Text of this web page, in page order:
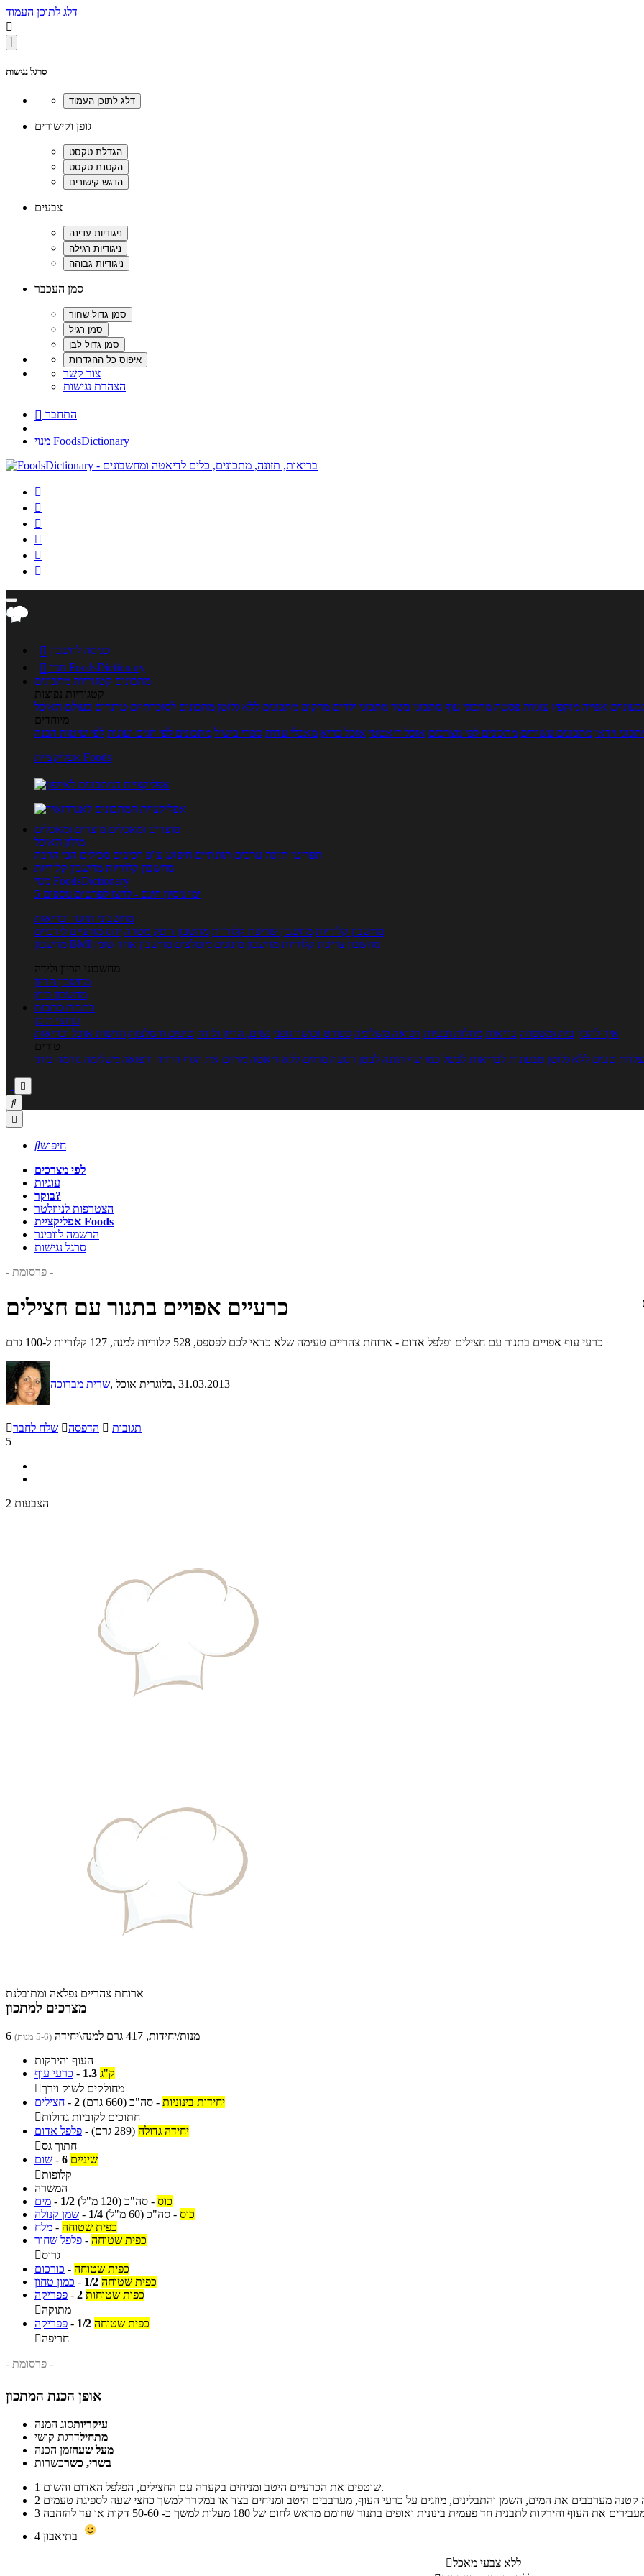
דלג לתוכן העמוד

סרגל נגישות
גופן וקישורים
צבעים
סמן העכבר
צור קשר
הצהרת נגישות
 התחבר
מנוי FoodsDictionary






 כניסה לחשבון

מנוי FoodsDictionary
מתכונים קטגוריות מתכונים
קטגוריות נפוצות
אפייה מוקפץ עוגיות פסטה מתכוני עוף מתכוני בשר מתכוני ילדים מרקים מתכונים ללא גלוטן מתכונים לסוכרתיים טרנדים בעולם האוכל
מיוחדים
וידאו מתכונים עשירים מתכונים לפי מצרכים אוכל דיאטטי אוכל בריא מאכלי עדות ספרי בישול מתכונים לפי חגים ועונות לפי שיטות הכנה
אפליקציית Foods
מוצרים ומאכלים מוצרים ומאכלים
מילון האוכל
תפריטי תזונה ערכים תזונתיים חיפוש ע"פ רכיבים מכילים הכי הרבה
מחשבון קלוריות מחשבון קלוריות
מנוי FoodsDictionary
5 ימי ניסיון חינם - לחצו לפרטים נוספים
מחשבוני תזונה ובריאות
מחשבון קלוריות מחשבון שריפת קלוריות מחשבון דופק מטרה יחס מותניים לירכיים
מחשבון BMI
מחשבון צריכת קלוריות מחשבון מינונים מומלצים מחשבון אחוז שומן
מחשבוני הריון ולידה
מחשבון הריון
מחשבון ביוץ
כתבות כתבות
ערוצי תוכן
איך להכין בית ומשפחה בריאות מחלות ובעיות רפואה משלימה ספורט וכושר גופני נשים, הריון ולידה טיפים והמלצות חדשות אוכל ובריאות
טורים
טעים ללא גלוטן טבעונות לבריאות לבשל כמו שף תזונה לבטן רגועה מרזים ללא דיאטה מזיזים את הגוף הרזיה ורפואה משלימה גורמה ביתי



חיפוש
לפי מצרכים
עוגיות
בוקר?
הצטרפות לניוזלטר
אפליקציית Foods
הרשמה לוובינר
סרגל נגישות
- פרסומת -
כרעיים אפויים בתנור עם חצילים
כרעי עוף אפויים בתנור עם חצילים ופלפל אדום - ארוחת צהריים טעימה שלא כדאי לכם לפספס, 528 קלוריות למנה, 127 קלוריות ל-100 גרם
שרית מברוכה , בלוגרית אוכל, 31.03.2013
שלח לחבר הדפסה  תגובות
5
2 הצבעות
ארוחת צהריים נפלאה ומתובלנת
מצרכים למתכון
6 מנות/יחידות, 417 גרם למנה\יחידה (5-6 מנות)
העוף והירקות
כרעי עוף - 1.3 ק"ג
מחולקים לשוק וירך
חצילים - 2 יחידות בינוניות - סה"כ (660 גרם)
חתוכים לקוביות גדולות
פלפל אדום - יחידה גדולה (289 גרם)
חתוך גס
שום - 6 שיניים
קלופות
המשרה
מים - 1/2 כוס - סה"כ (120 מ"ל)
שמן קנולה - 1/4 כוס - סה"כ (60 מ"ל)
מלח - כפית שטוחה
פלפל שחור - כפית שטוחה
גרוס
כורכום - כפית שטוחה
כמון טחון - 1/2 כפית שטוחה
פפריקה - 2 כפות שטוחות
מתוקה
פפריקה - 1/2 כפית שטוחה
חריפה
- פרסומת -
אופן הכנת המתכון
עיקריותסוג המנה
מתחילדרגת קושי
מעל שעהזמן הכנה
בשרי, כשרכשרות
1
שוטפים את הכרעיים היטב ומניחים בקערה עם החצילים, הפלפל האדום והשום.
2
3
4
ללא צבעי מאכל